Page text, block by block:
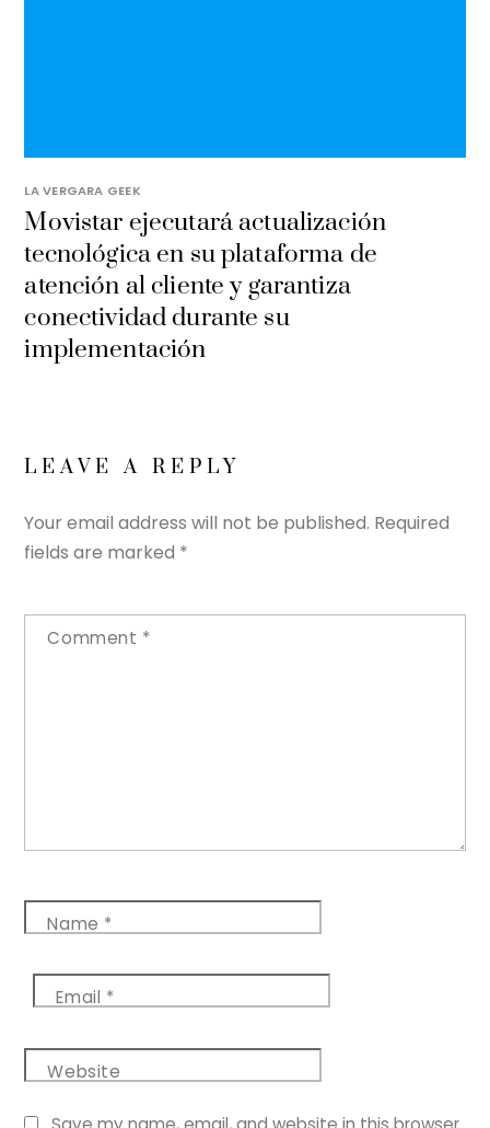
LA VERGARA GEEK
Movistar ejecutará actualización
tecnológica en su plataforma de
atención al cliente y garantiza
conectividad durante su
implementación
LEAVE A REPLY
Your email address will not be published. Required
fields are marked *
Comment *
Name *
Email *
Website